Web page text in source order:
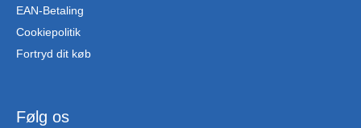
EAN-Betaling
Cookiepolitik
Fortryd dit køb
Følg os